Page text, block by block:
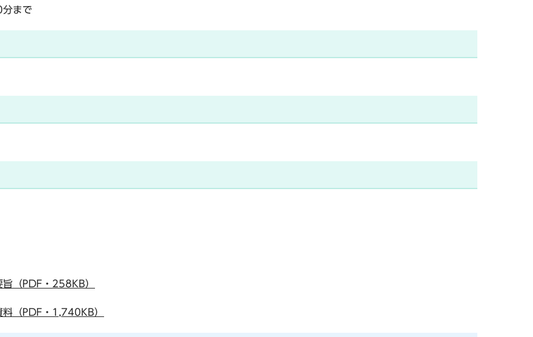
まで
（PDF・258KB）
（PDF・1,740KB）